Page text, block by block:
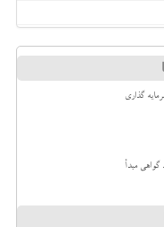
گذاری
گواهی مبدأ